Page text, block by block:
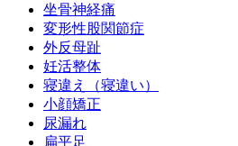
坐骨神経痛
変形性股関節症
外反母趾
妊活整体
寝違え（寝違い）
小顔矯正
尿漏れ
扁平足